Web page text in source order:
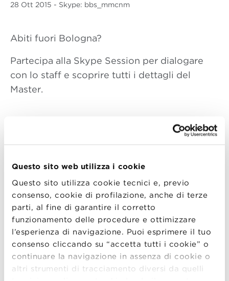
Questo sito web utilizza i cookie
Questo sito utilizza cookie tecnici e, previo
consenso, cookie di profilazione, anche di terze
parti, al fine di garantire il corretto
funzionamento delle procedure e ottimizzare
l’esperienza di navigazione. Puoi esprimere il tuo
consenso cliccando su “accetta tutti i cookie” o
continuare la navigazione in assenza di cookie o
altri strumenti di tracciamento diversi da quelli
28 Ott 2015 - Skype: bbs_mmcnm
Abiti fuori Bologna?
Partecipa alla Skype Session per dialogare
con lo staff e scoprire tutti i dettagli del
Master.
La Skype Session offre la possibilità ai
di confrontarsi in una sessione privata con lo
staff di BBS. Un’occasione per trovare
risposta a tutte le domande.
Calendario
venerdì 23 ottobre, h. 9.30 – 12.30